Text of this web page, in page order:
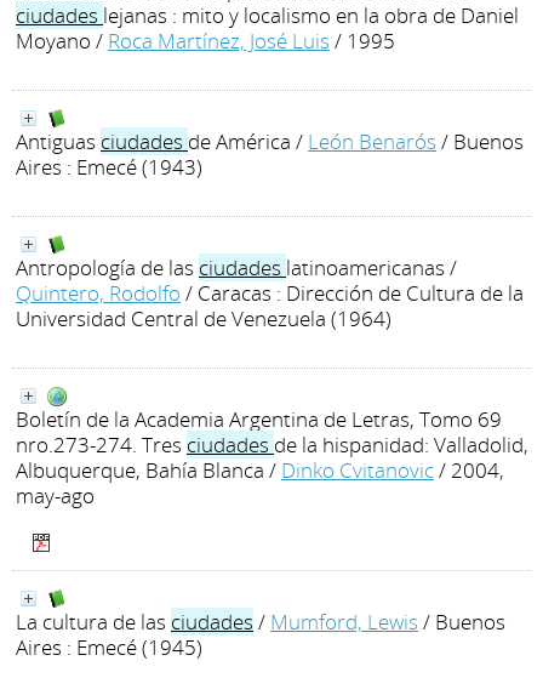
ciudades lejanas : mito y localismo en la obra de Daniel
Moyano / Roca Martínez, José Luis / 1995
Antiguas ciudades de América / León Benarós / Buenos
Aires : Emecé (1943)
Antropología de las ciudades latinoamericanas /
Quintero, Rodolfo / Caracas : Dirección de Cultura de la
Universidad Central de Venezuela (1964)
Boletín de la Academia Argentina de Letras, Tomo 69
nro.273-274. Tres ciudades de la hispanidad: Valladolid,
Albuquerque, Bahía Blanca / Dinko Cvitanovic/ 2004,
may-ago
La cultura de las ciudades / Mumford, Lewis / Buenos
Aires : Emecé (1945)